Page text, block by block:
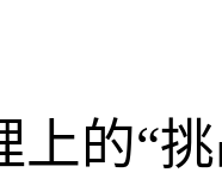
上的“